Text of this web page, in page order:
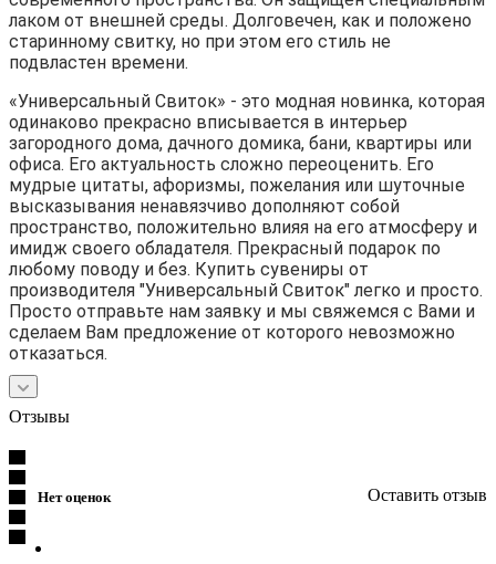
лаком от внешней среды. Долговечен, как и положено
старинному свитку, но при этом его стиль не
подвластен времени.
«Универсальный Свиток» - это модная новинка, которая
одинаково прекрасно вписывается в интерьер
загородного дома, дачного домика, бани, квартиры или
офиса. Его актуальность сложно переоценить. Его
мудрые цитаты, афоризмы, пожелания или шуточные
высказывания ненавязчиво дополняют собой
пространство, положительно влияя на его атмосферу и
имидж своего обладателя. Прекрасный подарок по
любому поводу и без. Купить сувениры от
производителя "Универсальный Свиток" легко и просто.
Просто отправьте нам заявку и мы свяжемся с Вами и
сделаем Вам предложение от которого невозможно
отказаться.
Отзывы
Нет оценок Оставить отзыв